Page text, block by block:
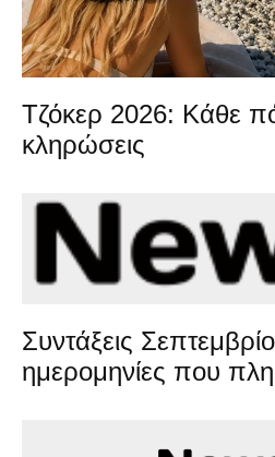
Τζόκερ 2026: Κάθε
κληρώσεις
Συντάξεις
ημερομηνίες που